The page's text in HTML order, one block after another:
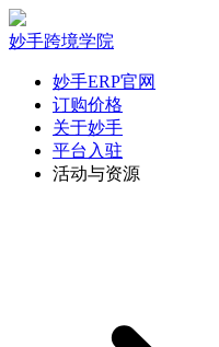
妙手跨境学院
妙手ERP官网
订购价格
关于妙手
平台入驻
活动与资源